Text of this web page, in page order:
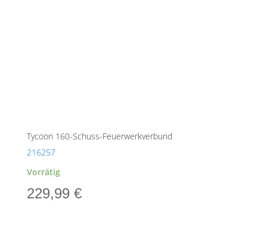
Tycoon 160-Schuss-Feuerwerkverbund
216257
Vorrätig
229,99 €